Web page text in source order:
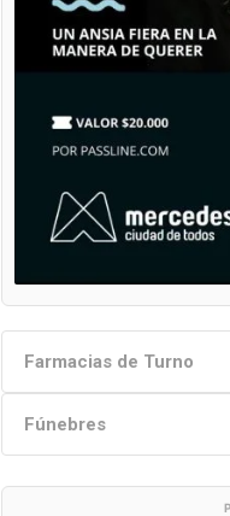
Farmacias de Turno
Fúnebres